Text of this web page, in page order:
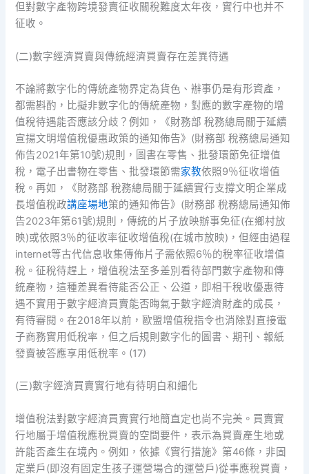
但對數字產物跨境發賣征收關稅難度太年夜，實行中也并不
征收。
(二)數字經濟買賣與傳統經濟買賣存在差異待遇
不論將數字化的傳統產物界定為貨色、辦事仍是有形資產，
都需斟酌，比擬非數字化的傳統產物，對應的數字產物的增
值稅待遇能否應該分歧？例如，《財務部 稅務總局關于延續
宣揚文明增值稅優惠政策的通知佈告》(財務部 稅務總局通知
佈告2021年第10號)規則，圖書在零售、批發環節免征增值
稅，電子出書物在零售、批發環節需家教依照9％征收增值
稅。再如，《財務部 稅務總局關于延續實行支撐文明企業成
長增值稅政講座場地策的通知佈告》(財務部 稅務總局通知佈
告2023年第61號)規則，傳統的片子放映辦事免征(在鄉村放
映)或依照3％的征收率征收增值稅(在城市放映)，但經由過程
internet等古代信息收集傳佈片子需依照6％的稅率征收增值
稅。征稅待趕上，增值稅法至多差別看待部門數字產物和傳
統產物，這種差異看待能否公正、公道，即相干稅收優惠待
遇不實用于數字經濟買賣能否晦氣于數字經濟財產的成長，
有待審閱。在2018年以前，歐盟增值稅指令也消除對直接電
子商務實用低稅率，但之后規則數字化的圖書、期刊、報紙
發賣被答應享用低稅率。(17)
(三)數字經濟買賣實行地有待明白和細化
增值稅法對數字經濟買賣實行地簡直定也尚不完美。買賣實
行地屬于增值稅應稅買賣的空間要件，表示為買賣產生地或
許能否產生在境內。例如，依據《實行措施》第46條，非固
定業戶(即沒有固定生孩子運營場合的運營戶)從事應稅買賣，